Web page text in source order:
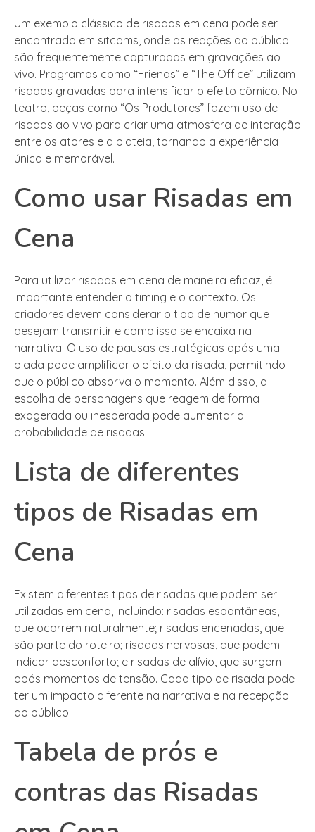
Um exemplo clássico de risadas em cena pode ser
encontrado em sitcoms, onde as reações do público
são frequentemente capturadas em gravações ao
vivo. Programas como “Friends” e “The Office” utilizam
risadas gravadas para intensificar o efeito cômico. No
teatro, peças como “Os Produtores” fazem uso de
risadas ao vivo para criar uma atmosfera de interação
entre os atores e a plateia, tornando a experiência
única e memorável.
Como usar Risadas em
Cena
Para utilizar risadas em cena de maneira eficaz, é
importante entender o timing e o contexto. Os
criadores devem considerar o tipo de humor que
desejam transmitir e como isso se encaixa na
narrativa. O uso de pausas estratégicas após uma
piada pode amplificar o efeito da risada, permitindo
que o público absorva o momento. Além disso, a
escolha de personagens que reagem de forma
exagerada ou inesperada pode aumentar a
probabilidade de risadas.
Lista de diferentes
tipos de Risadas em
Cena
Existem diferentes tipos de risadas que podem ser
utilizadas em cena, incluindo: risadas espontâneas,
que ocorrem naturalmente; risadas encenadas, que
são parte do roteiro; risadas nervosas, que podem
indicar desconforto; e risadas de alívio, que surgem
após momentos de tensão. Cada tipo de risada pode
ter um impacto diferente na narrativa e na recepção
do público.
Tabela de prós e
contras das Risadas